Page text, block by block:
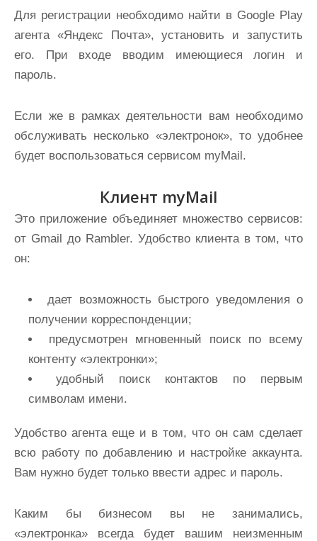
Для регистрации необходимо найти в Google Play
агента «Яндекс Почта», установить и запустить
его. При входе вводим имеющиеся логин и
пароль.
Если же в рамках деятельности вам необходимо
обслуживать несколько «электронок», то удобнее
будет воспользоваться сервисом myMail.
Клиент myMail
Это приложение объединяет множество сервисов:
от Gmail до Rambler. Удобство клиента в том, что
он:
дает возможность быстрого уведомления о
получении корреспонденции;
предусмотрен мгновенный поиск по всему
контенту «электронки»;
удобный поиск контактов по первым
символам имени.
Удобство агента еще и в том, что он сам сделает
всю работу по добавлению и настройке аккаунта.
Вам нужно будет только ввести адрес и пароль.
Каким бы бизнесом вы не занимались,
«электронка» всегда будет вашим неизменным